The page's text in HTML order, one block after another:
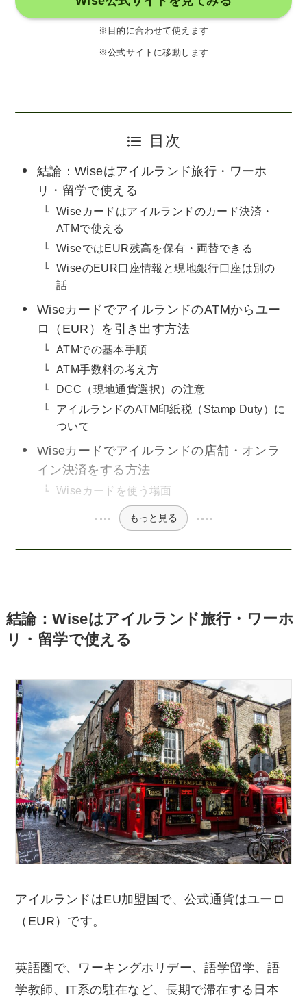
※目的に合わせて使えます
※公式サイトに移動します
目次
結論：Wiseはアイルランド旅行・ワーホ
リ・留学で使える
Wiseカードはアイルランドのカード決済・
ATMで使える
WiseではEUR残高を保有・両替できる
WiseのEUR口座情報と現地銀行口座は別の
話
WiseカードでアイルランドのATMからユー
ロ（EUR）を引き出す方法
ATMでの基本手順
ATM手数料の考え方
DCC（現地通貨選択）の注意
アイルランドのATM印紙税（Stamp Duty）に
ついて
Wiseカードでアイルランドの店舗・オンラ
イン決済をする方法
Wiseカードを使う場面
もっと見る
結論：Wiseはアイルランド旅行・ワーホ
リ・留学で使える
アイルランドはEU加盟国で、公式通貨はユーロ
（EUR）です。
英語圏で、ワーキングホリデー、語学留学、語
学教師、IT系の駐在など、長期で滞在する日本